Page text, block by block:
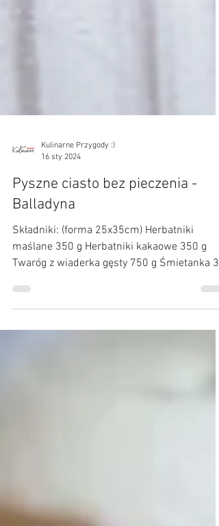
Kulinarne Przygody :)
16 sty 2024
Pyszne ciasto bez pieczenia -
Balladyna
Składniki: (forma 25x35cm) Herbatniki
Twaróg z wiaderka gęsty 750 g Śmietanka 30
lub 36% 400 ml...